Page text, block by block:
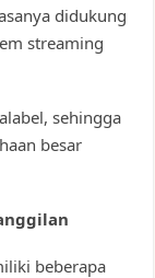
didukung
streaming
sehingga
besar
beberapa